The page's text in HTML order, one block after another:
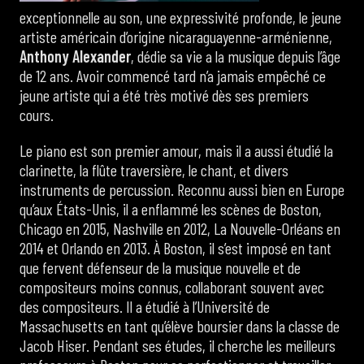
exceptionnelle au son, une expressivité profonde, le jeune
artiste américain d’origine nicaraguayenne-arménienne,
Anthony Alexander, dédie sa vie a la musique depuis l’âge
de 12 ans. Avoir commencé tard n’a jamais empêché ce
jeune artiste qui a été très motivé dès ses premiers
cours.
Le piano est son premier amour, mais il a aussi étudié la
clarinette, la flûte traversière, le chant, et divers
instruments de percussion. Reconnu aussi bien en Europe
qu’aux États-Unis, il a enflammé les scènes de Boston,
Chicago en 2015, Nashville en 2012, La Nouvelle-Orléans en
2014 et Orlando en 2013. À Boston, il s’est imposé en tant
que fervent défenseur de la musique nouvelle et de
compositeurs moins connus, collaborant souvent avec
des compositeurs. Il a étudié à l’Université de
Massachusetts en tant qu’élève boursier dans la classe de
Jacob Hiser. Pendant ses études, il cherche les meilleurs